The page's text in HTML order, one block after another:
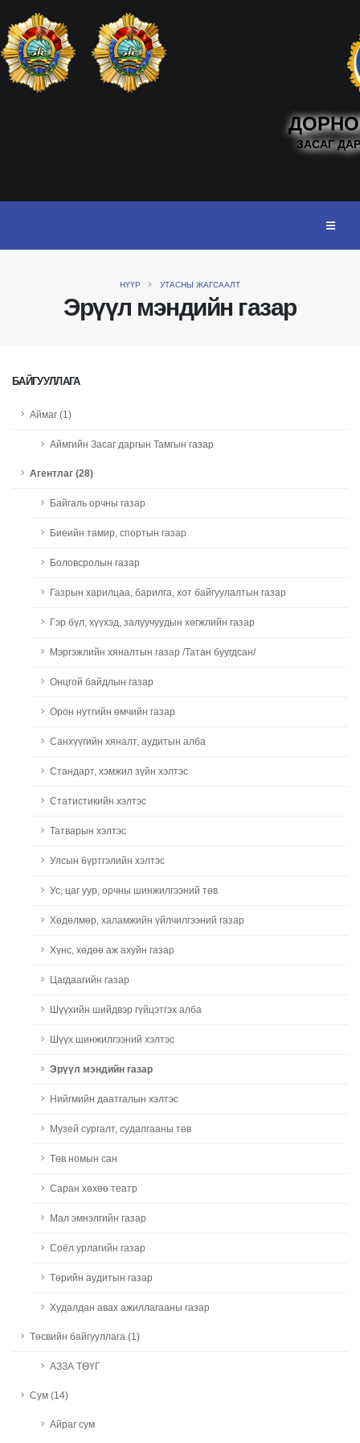
ЗАСАГ
Эрүүл мэндийн газар
НҮҮР УТАСНЫ ЖАГСААЛТ
БАЙГУУЛЛАГА
Аймаг (1)
Аймгийн Засаг даргын Тамгын газар
Агентлаг (28)
Байгаль орчны газар
Биеийн тамир, спортын газар
Боловсролын газар
Газрын харилцаа, барилга, хот байгуулалтын газар
Гэр бүл, хүүхэд, залуучуудын хөгжлийн газар
Мэргэжлийн хяналтын газар /Татан буугдсан/
Онцгой байдлын газар
Орон нутгийн өмчийн газар
Санхүүгийн хяналт, аудитын алба
Стандарт, хэмжил зүйн хэлтэс
Статистикийн хэлтэс
Татварын хэлтэс
Улсын бүртгэлийн хэлтэс
Ус, цаг уур, орчны шинжилгээний төв
Хөдөлмөр, халамжийн үйлчилгээний газар
Хүнс, хөдөө аж ахуйн газар
Цагдаагийн газар
Шүүхийн шийдвэр гүйцэтгэх алба
Шүүх шинжилгээний хэлтэс
Эрүүл мэндийн газар
Нийгмийн даатгалын хэлтэс
Музей сургалт, судалгааны төв
Төв номын сан
Саран хөхөө театр
Мал эмнэлгийн газар
Соёл урлагийн газар
Төрийн аудитын газар
Худалдан авах ажиллагааны газар
Төсвийн байгууллага (1)
АЗЗА ТӨҮГ
Сум (14)
Айраг сум